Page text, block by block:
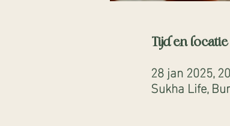
Tijd en locatie
28 jan 2025,
Sukha Life,